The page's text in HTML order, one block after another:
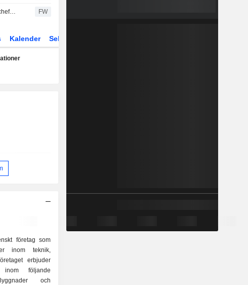
Sweco utser Alex Lane till chef i Storbritannien FW
Kalender Sektor
företag som
inom teknik,
erbjuder
inom följande
och